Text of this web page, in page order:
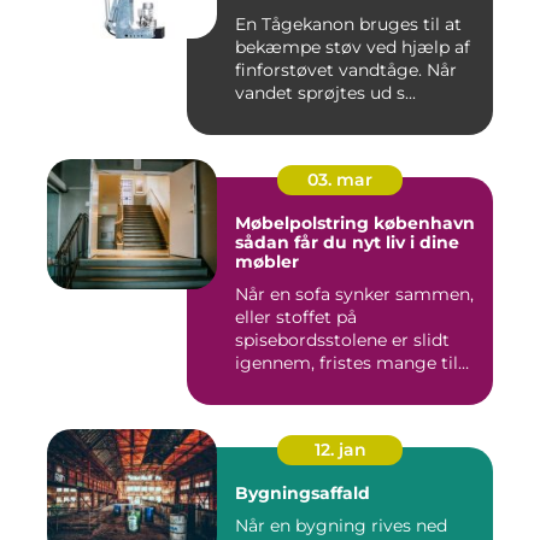
En Tågekanon bruges til at
bekæmpe støv ved hjælp af
finforstøvet vandtåge. Når
vandet sprøjtes ud s...
03. mar
Møbelpolstring københavn
sådan får du nyt liv i dine
møbler
Når en sofa synker sammen,
eller stoffet på
spisebordsstolene er slidt
igennem, fristes mange til
12. jan
Bygningsaffald
Når en bygning rives ned